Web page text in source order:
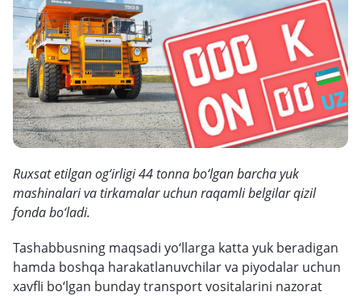
Ruxsat etilgan og‘irligi 44 tonna bo‘lgan barcha yuk
mashinalari va tirkamalar uchun raqamli belgilar qizil
fonda bo‘ladi.
Tashabbusning maqsadi yo‘llarga katta yuk beradigan
hamda boshqa harakatlanuvchilar va piyodalar uchun
xavfli bo‘lgan bunday transport vositalarini nazorat